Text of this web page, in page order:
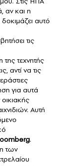
αν και η
αυτό
τις
τεχνητής
αντί να τις
για αυτά
Αυτή
.
των